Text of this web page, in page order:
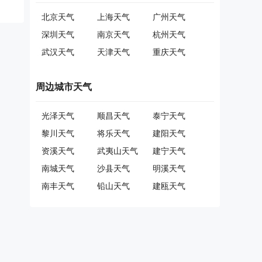
北京天气 上海天气
广州天气
深圳天气
南京天气
杭州天气
武汉天气
天津天气 重庆天气
周边城市天气
光泽天气 顺昌天气
泰宁天气
黎川天气
将乐天气
建阳天气
资溪天气
武夷山天气
建宁天气
南城天气
沙县天气
明溪天气
南丰天气
铅山天气 建瓯天气